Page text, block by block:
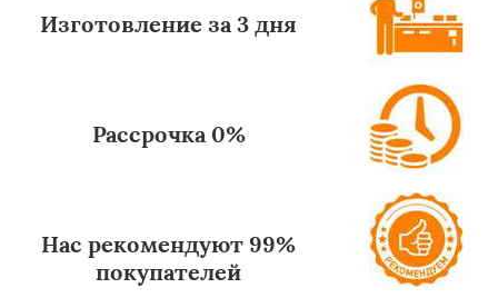
Изготовление за 3 дня
Рассрочка 0%
Нас рекомендуют 99%
покупателей